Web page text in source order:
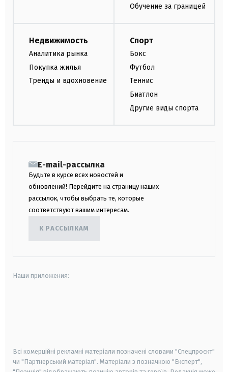
Обучение за границей
Недвижимость
Аналитика рынка
Покупка жилья
Тренды и вдохновение
Спорт
Бокс
Футбол
Теннис
Биатлон
Другие виды спорта
E-mail-рассылка
Будьте в курсе всех новостей и
обновлений! Перейдите на страницу наших
рассылок, чтобы выбрать те, которые
соответствуют вашим интересам.
К РАССЫЛКАМ
Наши приложения:
Всі комерційні рекламні матеріали позначені словами "Спецпроєкт"
чи "Партнерський матеріал". Матеріали з позначкою "Експерт",